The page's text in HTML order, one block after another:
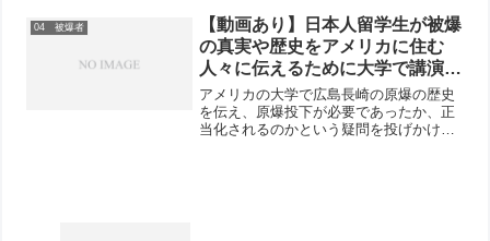
04 被爆者
【動画あり】日本人留学生が被爆
の真実や歴史をアメリカに住む
人々に伝えるために大学で講演会
を開催 日本被団協事務局長から
アメリカの若い世代へのメッセー
ジに感謝の声
アメリカの大学で広島長崎の原爆の歴史
を伝え、原爆投下が必要であったか、正
当化されるのかという疑問を投げかける